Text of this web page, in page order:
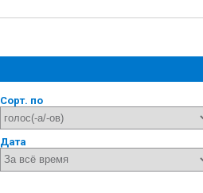
Сорт. по
Дата